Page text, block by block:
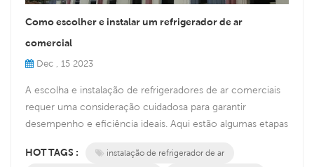
Como escolher e instalar um refrigerador de ar
comercial
Dec , 15 2023
A escolha e instalação de refrigeradores de ar comerciais
requer uma consideração cuidadosa para garantir
desempenho e eficiência ideais. Aqui estão algumas etapas
refrigeração: Avalie as necessidades de refrigeração do seu
HOT TAGS :
instalação de refrigerador de ar